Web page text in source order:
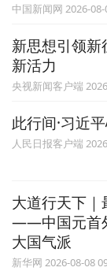
中国新闻网
新思想引领
新活力
央视新
此行间·习近
人民日
大道行天下
——中国元首
大国气派
新华网 2026-08-08